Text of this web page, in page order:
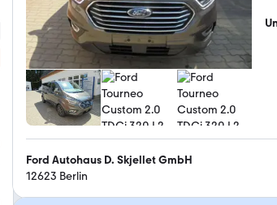
Ford Autohaus D. Skjellet GmbH
12623 Berlin